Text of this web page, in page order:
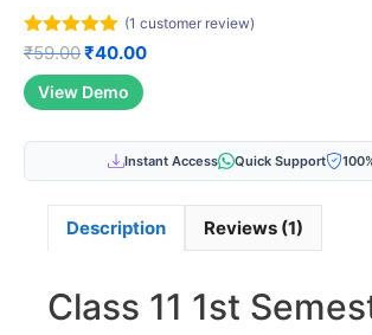
5.00 out of
(1 customer review)
₹59.00Original
price
was:
₹40.00Current
View Demo
Instant Access Quick Support
Description Reviews (1)
Class 11 1st